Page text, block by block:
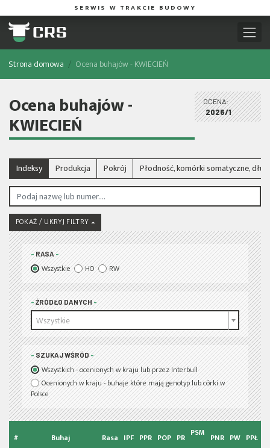
SERWIS W TRAKCIE BUDOWY
Strona domowa Ocena buhajów - KWIECIEŃ
Ocena buhajów -
KWIECIEŃ
OCENA:
2026/1
Indeksy Produkcja Pokrój Płodność, komórki somatyczne,
POKAŻ / UKRYJ FILTRY
RASA
Wszystkie HO RW
ŹRÓDŁO DANYCH
Wszystkie
SZUKAJ WŚRÓD
Wszystkich - ocenionych w kraju lub przez Interbull
Ocenionych w kraju - buhaje które mają genotyp lub córki w
Polsce
# Buhaj Rasa IPF PPR POP PR PSM PNR PW PPŁ